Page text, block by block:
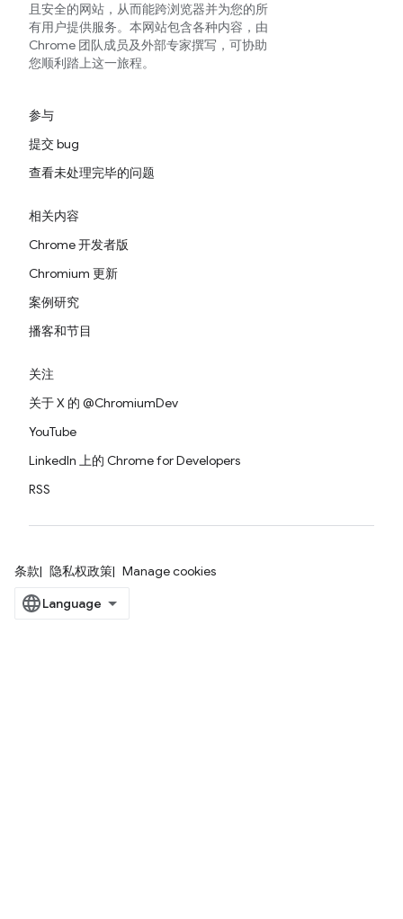
且安全的网站，从而能跨浏览器并为您的所
有用户提供服务。本网站包含各种内容，由
Chrome 团队成员及外部专家撰写，可协助
您顺利踏上这一旅程。
参与
提交 bug
查看未处理完毕的问题
相关内容
Chrome 开发者版
Chromium 更新
案例研究
播客和节目
关注
关于 X 的 @ChromiumDev
YouTube
LinkedIn 上的 Chrome for Developers
RSS
条款 隐私权政策 Manage cookies